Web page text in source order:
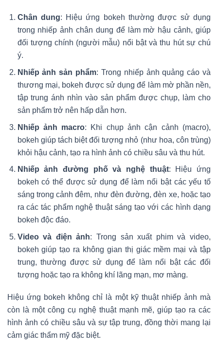
Chân dung: Hiệu ứng bokeh thường được sử dụng
trong nhiếp ảnh chân dung để làm mờ hậu cảnh, giúp
đối tượng chính (người mẫu) nổi bật và thu hút sự chú
ý.
Nhiếp ảnh sản phẩm: Trong nhiếp ảnh quảng cáo và
thương mại, bokeh được sử dụng để làm mờ phần nền,
tập trung ánh nhìn vào sản phẩm được chụp, làm cho
sản phẩm trở nên hấp dẫn hơn.
Nhiếp ảnh macro: Khi chụp ảnh cận cảnh (macro),
bokeh giúp tách biệt đối tượng nhỏ (như hoa, côn trùng)
khỏi hậu cảnh, tạo ra hình ảnh có chiều sâu và thu hút.
Nhiếp ảnh đường phố và nghệ thuật: Hiệu ứng
bokeh có thể được sử dụng để làm nổi bật các yếu tố
sáng trong cảnh đêm, như đèn đường, đèn xe, hoặc tạo
ra các tác phẩm nghệ thuật sáng tạo với các hình dạng
bokeh độc đáo.
Video và điện ảnh: Trong sản xuất phim và video,
bokeh giúp tạo ra không gian thị giác mềm mại và tập
trung, thường được sử dụng để làm nổi bật các đối
tượng hoặc tạo ra không khí lãng mạn, mơ màng.
Hiệu ứng bokeh không chỉ là một kỹ thuật nhiếp ảnh mà
còn là một công cụ nghệ thuật mạnh mẽ, giúp tạo ra các
hình ảnh có chiều sâu và sự tập trung, đồng thời mang lại
cảm giác thẩm mỹ đặc biệt.